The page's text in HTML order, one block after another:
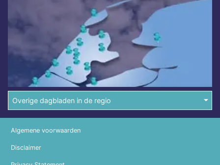
Overige dagbladen in de regio
Algemene voorwaarden
Disclaimer